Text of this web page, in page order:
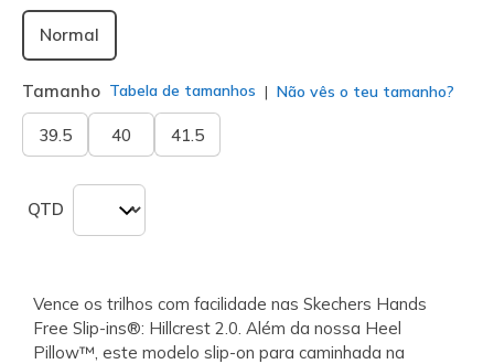
Normal
Tamanho Tabela de tamanhos Não vês o teu tamanho?
39.5 40 41.5
QTD
Vence os trilhos com facilidade nas Skechers Hands
Free Slip-ins®: Hillcrest 2.0. Além da nossa Heel
Pillow™, este modelo slip-on para caminhada na